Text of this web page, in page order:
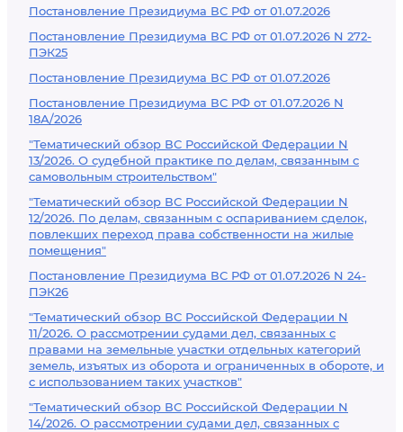
Постановление Президиума ВС РФ от 01.07.2026
Постановление Президиума ВС РФ от 01.07.2026 N 272-
ПЭК25
Постановление Президиума ВС РФ от 01.07.2026
Постановление Президиума ВС РФ от 01.07.2026 N
18А/2026
"Тематический обзор ВС Российской Федерации N
13/2026. О судебной практике по делам, связанным с
самовольным строительством"
"Тематический обзор ВС Российской Федерации N
12/2026. По делам, связанным с оспариванием сделок,
повлекших переход права собственности на жилые
помещения"
Постановление Президиума ВС РФ от 01.07.2026 N 24-
ПЭК26
"Тематический обзор ВС Российской Федерации N
11/2026. О рассмотрении судами дел, связанных с
правами на земельные участки отдельных категорий
земель, изъятых из оборота и ограниченных в обороте, и
с использованием таких участков"
"Тематический обзор ВС Российской Федерации N
14/2026. О рассмотрении судами дел, связанных с